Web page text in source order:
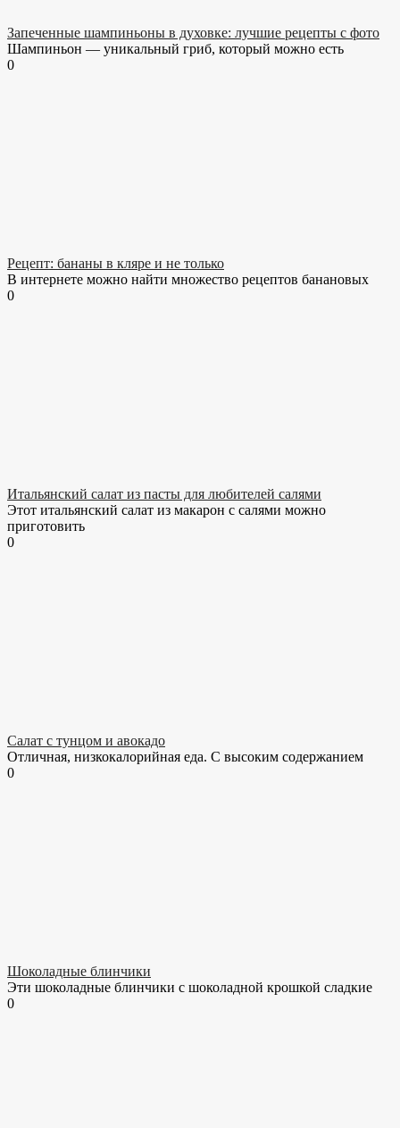
Запеченные шампиньоны в духовке: лучшие рецепты с фото
Шампиньон — уникальный гриб, который можно есть
0
Рецепт: бананы в кляре и не только
В интернете можно найти множество рецептов банановых
0
Итальянский салат из пасты для любителей салями
Этот итальянский салат из макарон с салями можно
приготовить
0
Салат с тунцом и авокадо
Отличная, низкокалорийная еда. С высоким содержанием
0
Шоколадные блинчики
Эти шоколадные блинчики с шоколадной крошкой сладкие
0